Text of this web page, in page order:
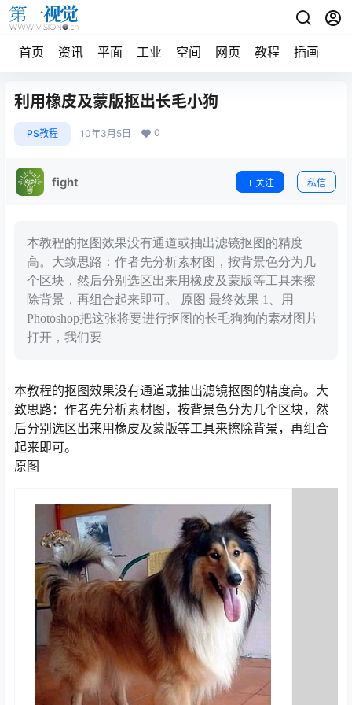
首页 资讯 平面 工业 空间 网页 教程 插画
利用橡皮及蒙版抠出长毛小狗
PS教程 10年3月5日 0
fight 关注 私信
本教程的抠图效果没有通道或抽出滤镜抠图的精度
高。大致思路：作者先分析素材图，按背景色分为几
个区块，然后分别选区出来用橡皮及蒙版等工具来擦
除背景，再组合起来即可。 原图 最终效果 1、用
Photoshop把这张将要进行抠图的长毛狗狗的素材图片
打开，我们要
本教程的抠图效果没有通道或抽出滤镜抠图的精度高。大
致思路：作者先分析素材图，按背景色分为几个区块，然
后分别选区出来用橡皮及蒙版等工具来擦除背景，再组合
起来即可。
原图